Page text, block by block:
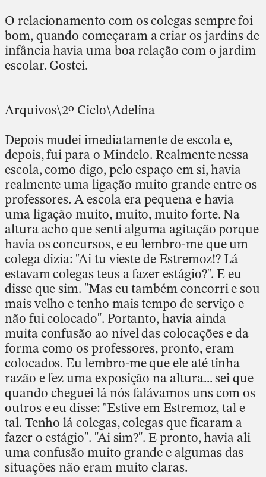
O relacionamento com os colegas sempre foi
bom, quando começaram a criar os jardins de
infância havia uma boa relação com o jardim
escolar. Gostei.
Arquivos\2º Ciclo\Adelina
Depois mudei imediatamente de escola e,
depois, fui para o Mindelo. Realmente nessa
escola, como digo, pelo espaço em si, havia
realmente uma ligação muito grande entre os
professores. A escola era pequena e havia
uma ligação muito, muito, muito forte. Na
altura acho que senti alguma agitação porque
havia os concursos, e eu lembro-me que um
colega dizia: "Ai tu vieste de Estremoz!? Lá
estavam colegas teus a fazer estágio?". E eu
disse que sim. "Mas eu também concorri e sou
mais velho e tenho mais tempo de serviço e
não fui colocado". Portanto, havia ainda
muita confusão ao nível das colocações e da
forma como os professores, pronto, eram
colocados. Eu lembro-me que ele até tinha
razão e fez uma exposição na altura... sei que
quando cheguei lá nós falávamos uns com os
outros e eu disse: "Estive em Estremoz, tal e
tal. Tenho lá colegas, colegas que ficaram a
fazer o estágio". "Ai sim?". E pronto, havia ali
uma confusão muito grande e algumas das
situações não eram muito claras.